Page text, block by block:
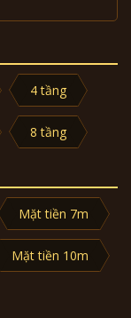
4 tầng
8 tầng
Mặt tiền 7m
Mặt tiền 10m